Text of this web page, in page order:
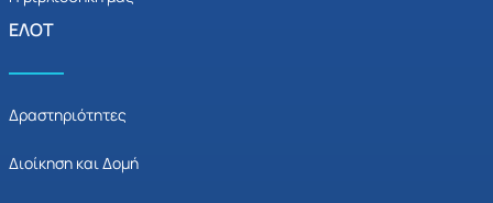
ΕΛΟΤ
Δραστηριότητες
Διοίκηση και Δομή